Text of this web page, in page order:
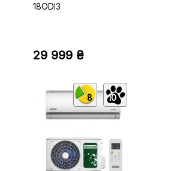
18ODI3
29 999 ₴
8 10